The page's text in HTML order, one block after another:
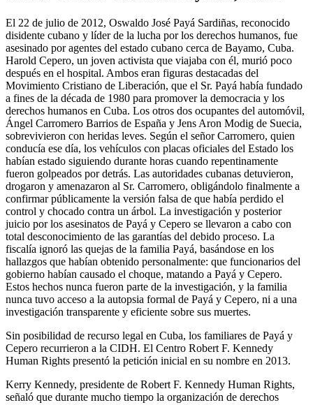
El 22 de julio de 2012, Oswaldo José Payá Sardiñas, reconocido
disidente cubano y líder de la lucha por los derechos humanos, fue
asesinado por agentes del estado cubano cerca de Bayamo, Cuba.
Harold Cepero, un joven activista que viajaba con él, murió poco
después en el hospital. Ambos eran figuras destacadas del
Movimiento Cristiano de Liberación, que el Sr. Payá había fundado
a fines de la década de 1980 para promover la democracia y los
derechos humanos en Cuba. Los otros dos ocupantes del automóvil,
Ángel Carromero Barrios de España y Jens Aron Modig de Suecia,
sobrevivieron con heridas leves. Según el señor Carromero, quien
conducía ese día, los vehículos con placas oficiales del Estado los
habían estado siguiendo durante horas cuando repentinamente
fueron golpeados por detrás. Las autoridades cubanas detuvieron,
drogaron y amenazaron al Sr. Carromero, obligándolo finalmente a
confirmar públicamente la versión falsa de que había perdido el
control y chocado contra un árbol. La investigación y posterior
juicio por los asesinatos de Payá y Cepero se llevaron a cabo con
total desconocimiento de las garantías del debido proceso. La
fiscalía ignoró las quejas de la familia Payá, basándose en los
hallazgos que habían obtenido personalmente: que funcionarios del
gobierno habían causado el choque, matando a Payá y Cepero.
Estos hechos nunca fueron parte de la investigación, y la familia
nunca tuvo acceso a la autopsia formal de Payá y Cepero, ni a una
investigación transparente y eficiente sobre sus muertes.
Sin posibilidad de recurso legal en Cuba, los familiares de Payá y
Cepero recurrieron a la CIDH. El Centro Robert F. Kennedy
Human Rights presentó la petición inicial en su nombre en 2013.
Kerry Kennedy, presidente de Robert F. Kennedy Human Rights,
señaló que durante mucho tiempo la organización de derechos